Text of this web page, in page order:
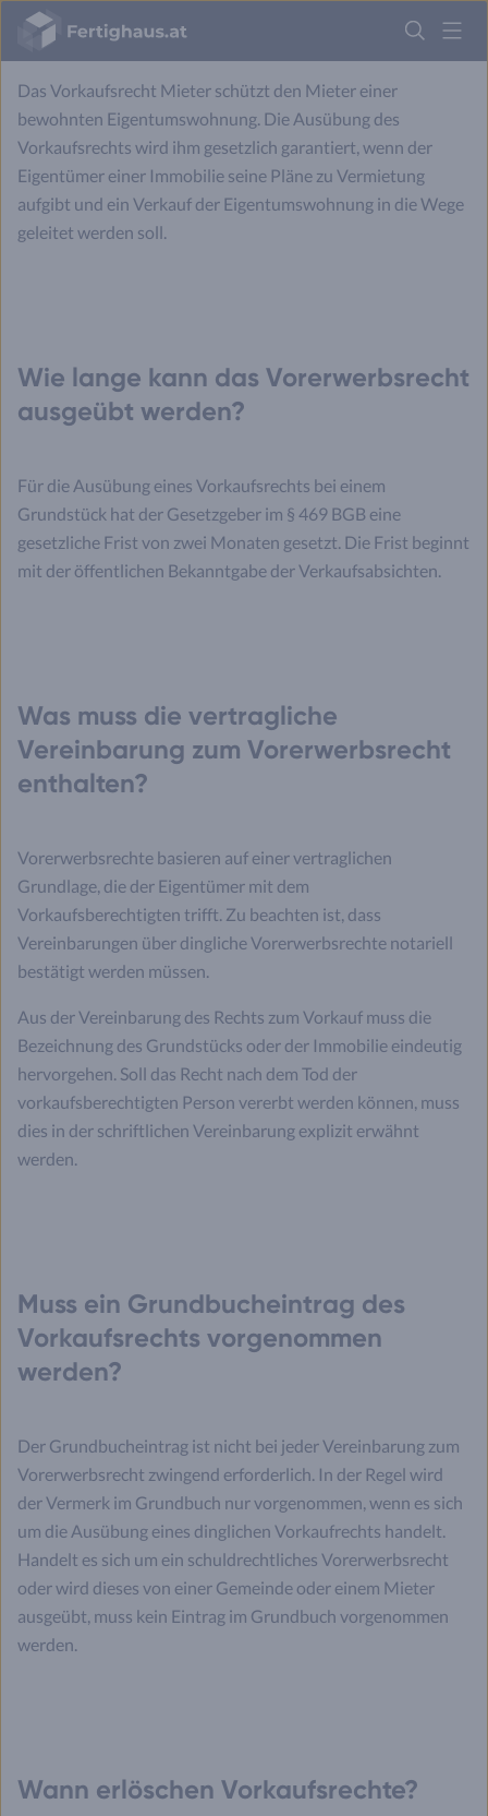
Fertighaus
Logo
Anmelden
die Kommune keine Ansprüche bezüglich der Immobilie
geltend machen.
Das Vorkaufsrecht Mieter schützt den Mieter einer
bewohnten Eigentumswohnung. Die Ausübung des
Vorkaufsrechts wird ihm gesetzlich garantiert, wenn der
Eigentümer einer Immobilie seine Pläne zu Vermietung
aufgibt und ein Verkauf der Eigentumswohnung in die Wege
geleitet werden soll.
Wie lange kann das Vorerwerbsrecht
ausgeübt werden?
Für die Ausübung eines Vorkaufsrechts bei einem
Grundstück hat der Gesetzgeber im § 469 BGB eine
gesetzliche Frist von zwei Monaten gesetzt. Die Frist beginnt
mit der öffentlichen Bekanntgabe der Verkaufsabsichten.
Was muss die vertragliche
Vereinbarung zum Vorerwerbsrecht
enthalten?
Vorerwerbsrechte basieren auf einer vertraglichen
Grundlage, die der Eigentümer mit dem
Vorkaufsberechtigten trifft. Zu beachten ist, dass
Vereinbarungen über dingliche Vorerwerbsrechte notariell
bestätigt werden müssen.
Aus der Vereinbarung des Rechts zum Vorkauf muss die
Bezeichnung des Grundstücks oder der Immobilie eindeutig
hervorgehen. Soll das Recht nach dem Tod der
vorkaufsberechtigten Person vererbt werden können, muss
dies in der schriftlichen Vereinbarung explizit erwähnt
werden.
Muss ein Grundbucheintrag des
Vorkaufsrechts vorgenommen
werden?
Der Grundbucheintrag ist nicht bei jeder Vereinbarung zum
Vorerwerbsrecht zwingend erforderlich. In der Regel wird
der Vermerk im Grundbuch nur vorgenommen, wenn es sich
um die Ausübung eines dinglichen Vorkaufrechts handelt.
Handelt es sich um ein schuldrechtliches Vorerwerbsrecht
oder wird dieses von einer Gemeinde oder einem Mieter
ausgeübt, muss kein Eintrag im Grundbuch vorgenommen
werden.
Wann erlöschen Vorkaufsrechte?